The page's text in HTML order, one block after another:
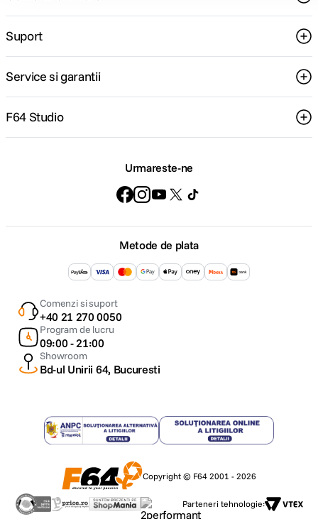
Suport
Service si garantii
F64 Studio
Urmareste-ne
Metode de plata
Comenzi si suport
+40 21 270 0050
Program de lucru
09:00 - 21:00
Showroom
Bd-ul Unirii 64, Bucuresti
Copyright © F64 2001 - 2026
Parteneri tehnologie: